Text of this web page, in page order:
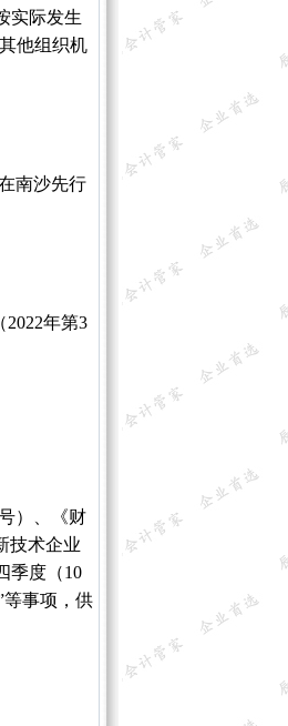
实际发生
他组织机
南沙先行
年第3
）、《财
技术企业
季度（10
等事项，供